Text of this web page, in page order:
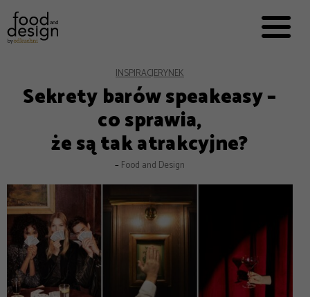


EKSPERCI
FOOD WORKING
E-BOOKI
O NAS
REKLAMA
INSPIRACJERYNEK
Sekrety barów speakeasy –
co sprawia,
że są tak atrakcyjne?
– Food and Design